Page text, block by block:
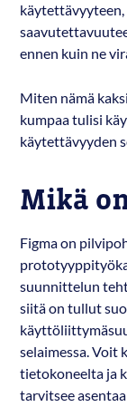
ennen kuin ne
Miten nämä
kumpaa tulisi
käytettävyyden
Mikä
Figma on
suunnittelun
siitä on tullut
selaimessa. Voit
tietokoneelta ja
tarvitsee